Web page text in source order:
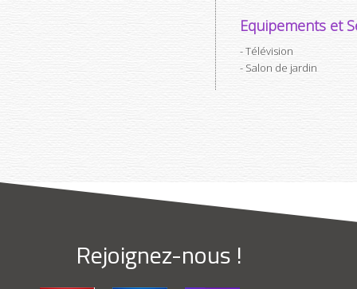
Equipements et
Télévision
Salon de jardin
Rejoignez-nous !